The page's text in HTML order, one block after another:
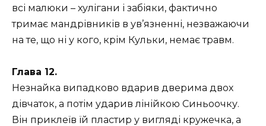
всі малюки – хулігани і забіяки, фактично
тримає мандрівників в ув’язненні, незважаючи
на те, що ні у кого, крім Кульки, немає травм.
Глава 12.
Незнайка випадково вдарив дверима двох
дівчаток, а потім ударив лінійкою Синьоочку.
Він приклеїв їй пластир у вигляді кружечка, а